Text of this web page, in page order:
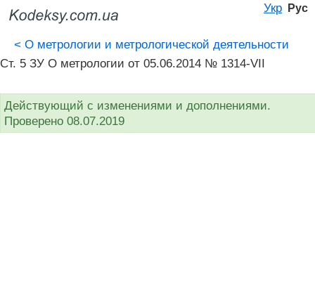
Укр Рус
< О метрологии и метрологической деятельности
Ст. 5 ЗУ О метрологии от 05.06.2014 № 1314-VII
Действующий с изменениями и дополнениями.
Проверено 08.07.2019